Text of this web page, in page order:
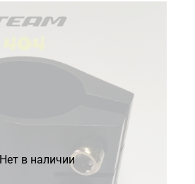
Нет в наличии